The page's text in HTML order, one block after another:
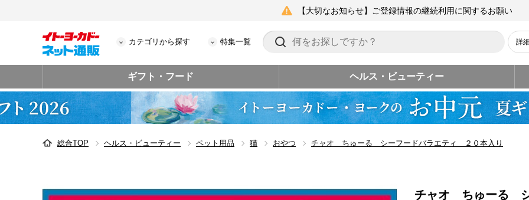
【大切なお知らせ】ご登録情報の継続利用に関するお願い
カテゴリから探す 特集一覧 詳
ギフト・フード ヘルス・ビューティー
総合TOP ヘルス・ビューティー ペット用品 猫 おやつ チャオ ちゅーる シーフードバラエティ ２０本入り
チャオ ちゅーる